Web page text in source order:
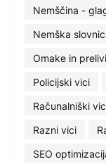
Nemščina -
Nemška
Omake in prelivi
Policijski vici
Računalniški
Razni vici
SEO